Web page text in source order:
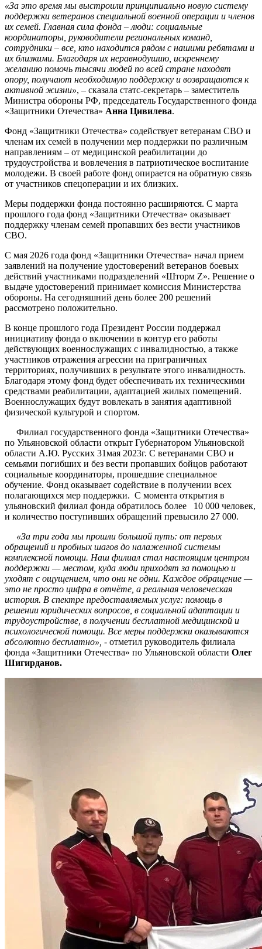
«За это время мы выстроили принципиально новую систему
поддержки ветеранов специальной военной операции и членов
их семей. Главная сила фонда – люди: социальные
координаторы, руководители региональных команд,
сотрудники – все, кто находится рядом с нашими ребятами и
их близкими. Благодаря их неравнодушию, искреннему
желанию помочь тысячи людей по всей стране находят
опору, получают необходимую поддержку и возвращаются к
активной жизни», – сказала статс-секретарь – заместитель
Министра обороны РФ, председатель Государственного фонда
«Защитники Отечества» Анна Цивилева.
Фонд «Защитники Отечества» содействует ветеранам СВО и
членам их семей в получении мер поддержки по различным
направлениям – от медицинской реабилитации до
трудоустройства и вовлечения в патриотическое воспитание
молодежи. В своей работе фонд опирается на обратную связь
от участников спецоперации и их близких.
Меры поддержки фонда постоянно расширяются. С марта
прошлого года фонд «Защитники Отечества» оказывает
поддержку членам семей пропавших без вести участников
СВО.
С мая 2026 года фонд «Защитники Отечества» начал прием
заявлений на получение удостоверений ветеранов боевых
действий участниками подразделений «Шторм Z». Решение о
выдаче удостоверений принимает комиссия Министерства
обороны. На сегодняшний день более 200 решений
рассмотрено положительно.
В конце прошлого года Президент России поддержал
инициативу фонда о включении в контур его работы
действующих военнослужащих с инвалидностью, а также
участников отражения агрессии на приграничных
территориях, получивших в результате этого инвалидность.
Благодаря этому фонд будет обеспечивать их техническими
средствами реабилитации, адаптацией жилых помещений.
Военнослужащих будут вовлекать в занятия адаптивной
физической культурой и спортом.
Филиал государственного фонда «Защитники Отечества»
по Ульяновской области открыт Губернатором Ульяновской
области А.Ю. Русских 31мая 2023г. С ветеранами СВО и
семьями погибших и без вести пропавших бойцов работают
социальные координаторы, прошедшие специальное
обучение. Фонд оказывает содействие в получении всех
полагающихся мер поддержки. С момента открытия в
ульяновский филиал фонда обратилось более 10 000 человек,
и количество поступивших обращений превысило 27 000.
«За три года мы прошли большой путь: от первых
обращений и пробных шагов до налаженной системы
комплексной помощи. Наш филиал стал настоящим центром
поддержки — местом, куда люди приходят за помощью и
уходят с ощущением, что они не одни. Каждое обращение —
это не просто цифра в отчёте, а реальная человеческая
история. В спектре предоставляемых услуг: помощь в
решении юридических вопросов, в социальной адаптации и
трудоустройстве, в получении бесплатной медицинской и
психологической помощи. Все меры поддержки оказываются
абсолютно бесплатно», - отметил руководитель филиала
фонда «Защитники Отечества» по Ульяновской области Олег
Шигирданов.